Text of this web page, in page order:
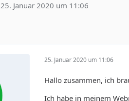
25. Januar 2020 um 11:06
25. Januar 2020 um 11:06
Hallo zusammen, ich
Ich habe in meinem